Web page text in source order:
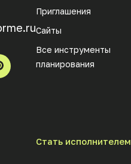
Приглашения
Сайты
Все инструменты
планирования
Стать исполнителем